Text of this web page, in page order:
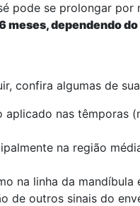
pode se prolongar por
meses, dependendo
confira algumas de
aplicado nas têmporas
na região
na linha da mandíbula
de outros sinais do